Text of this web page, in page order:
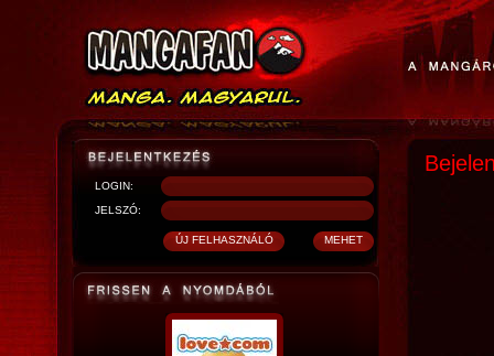
LOGIN:
JELSZÓ: